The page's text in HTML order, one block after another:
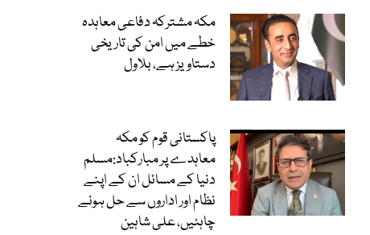
مکہ مشترکہ دفاعی معاہدہ
خطے میں امن کی تاریخی
دستاویز ہے، بلاول
پاکستانی قوم کو مکہ
معاہدے پر مبارکباد:مسلم
دنیا کے مسائل ان کے اپنے
نظام اور اداروں سے حل ہونے
چاہئیں، علی شاہین